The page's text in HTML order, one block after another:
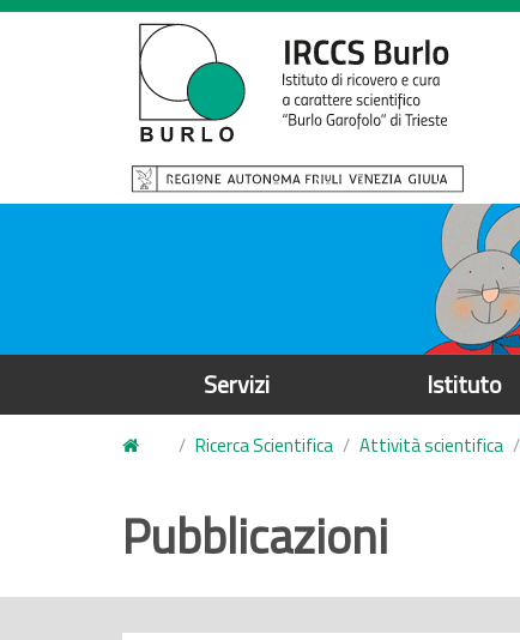
S
l
i
Servizi Istituto
Ricerca Scientifica Attività scientifica
Pubblicazioni